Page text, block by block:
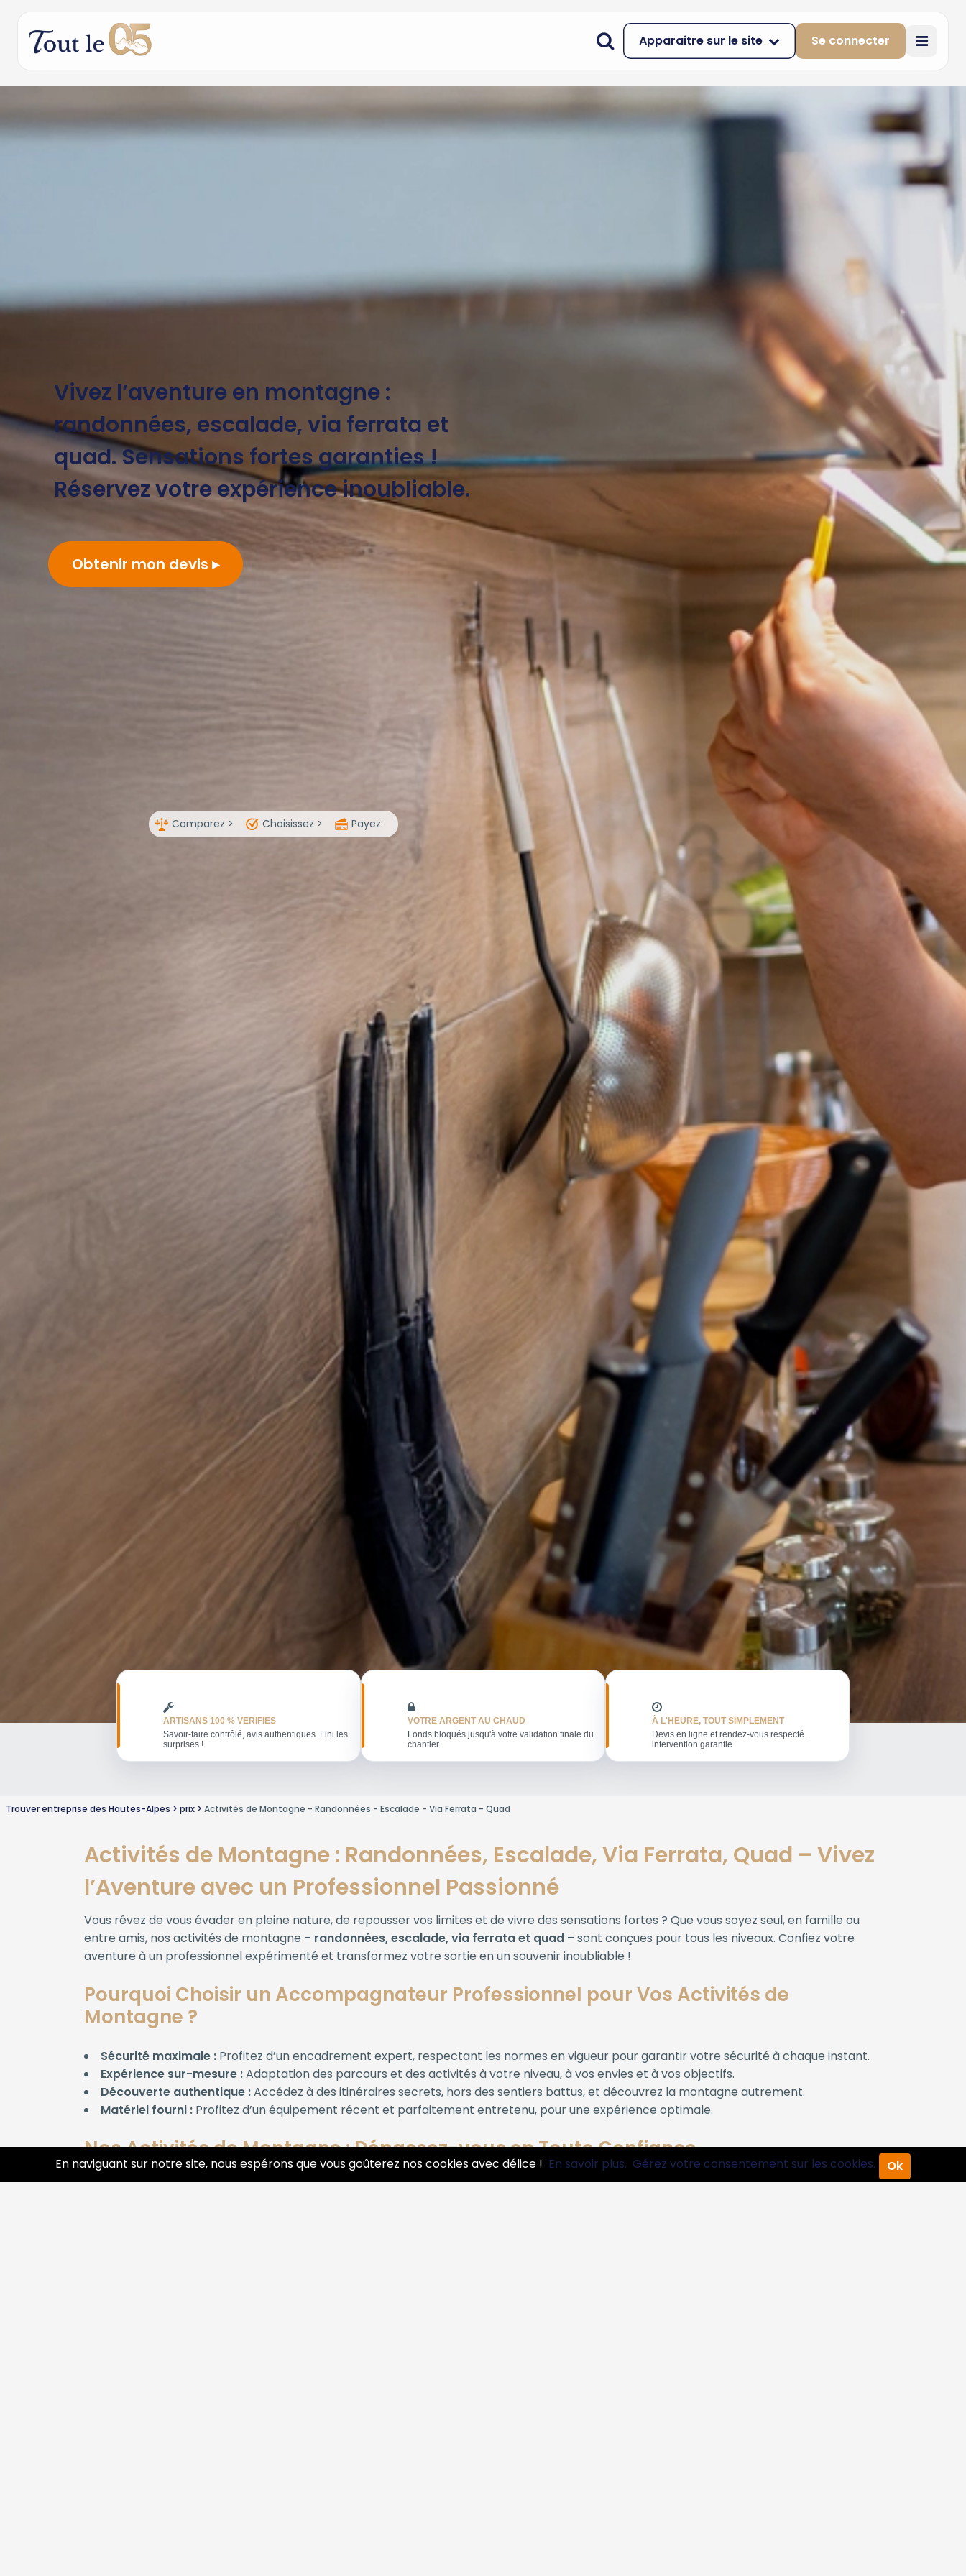
Apparaitre sur le site Se connecter
Vivez l’aventure en montagne :
randonnées, escalade, via ferrata et
quad. Sensations fortes garanties !
Réservez votre expérience inoubliable.
Obtenir mon devis
Comparez > Choisissez > Payez
ARTISANS 100 % VERIFIES
Savoir-faire contrôlé, avis authentiques. Fini les
surprises !
VOTRE ARGENT AU CHAUD
Fonds bloqués jusqu'à votre validation finale du
chantier.
À L'HEURE, TOUT SIMPLEMENT
Devis en ligne et rendez-vous respecté.
intervention garantie.
Trouver entreprise des Hautes-Alpes prix Activités de Montagne - Randonnées - Escalade - Via Ferrata - Quad
Activités de Montagne : Randonnées, Escalade, Via Ferrata, Quad – Vivez
l’Aventure avec un Professionnel Passionné
Vous rêvez de vous évader en pleine nature, de repousser vos limites et de vivre des sensations fortes ? Que vous soyez seul, en famille ou
entre amis, nos activités de montagne – randonnées, escalade, via ferrata et quad – sont conçues pour tous les niveaux. Confiez votre
aventure à un professionnel expérimenté et transformez votre sortie en un souvenir inoubliable !
Pourquoi Choisir un Accompagnateur Professionnel pour Vos Activités de
Montagne ?
Sécurité maximale : Profitez d’un encadrement expert, respectant les normes en vigueur pour garantir votre sécurité à chaque instant.
Expérience sur-mesure :Adaptation des parcours et des activités à votre niveau, à vos envies et à vos objectifs.
Découverte authentique :Accédez à des itinéraires secrets, hors des sentiers battus, et découvrez la montagne autrement.
Matériel fourni : Profitez d’un équipement récent et parfaitement entretenu, pour une expérience optimale.
Nos Activités de Montagne : Dépassez-vous en Toute Confiance
En naviguant sur notre site, nous espérons que vous goûterez nos cookies avec délice ! En savoir plus. Gérez votre consentement sur les cookies. Ok